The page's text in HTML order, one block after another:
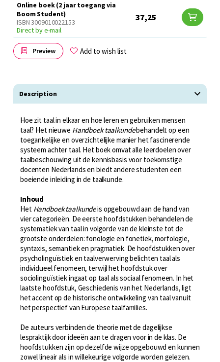
Online boek (2 jaar toegang via
Boom Student)
ISBN 3009010022153
Direct by e-mail
37,25
Preview Add to wish list
Description
Hoe zit taal in elkaar en hoe leren en gebruiken mensen
taal? Het nieuwe Handboek taalkundebehandelt op een
toegankelijke en overzichtelijke manier het fascinerende
systeem achter taal. Het boek omvat alle leerdoelen over
taalbeschouwing uit de kennisbasis voor toekomstige
docenten Nederlands en biedt andere studenten een
boeiende inleiding in de taalkunde.
Inhoud
Het Handboek taalkundeis opgebouwd aan de hand van
vier categorieën. De eerste hoofdstukken behandelen de
systematiek van taal in volgorde van de kleinste tot de
grootste onderdelen: fonologie en fonetiek, morfologie,
syntaxis, semantiek en pragmatiek. De hoofdstukken over
psycholinguïstiek en taalverwerving belichten taal als
individueel fenomeen, terwijl het hoofdstuk over
sociolinguïstiek ingaat op taal als sociaal fenomeen. In het
laatste hoofdstuk, Geschiedenis van het Nederlands, ligt
het accent op de historische ontwikkeling van taal vanuit
het perspectief van Europese taalfamilies.
De auteurs verbinden de theorie met de dagelijkse
lespraktijk door ideeën aan te dragen voor in de klas. De
hoofdstukken zijn op dezelfde wijze opgebouwd en kunnen
zowel lineair als in willekeurige volgorde worden gelezen.